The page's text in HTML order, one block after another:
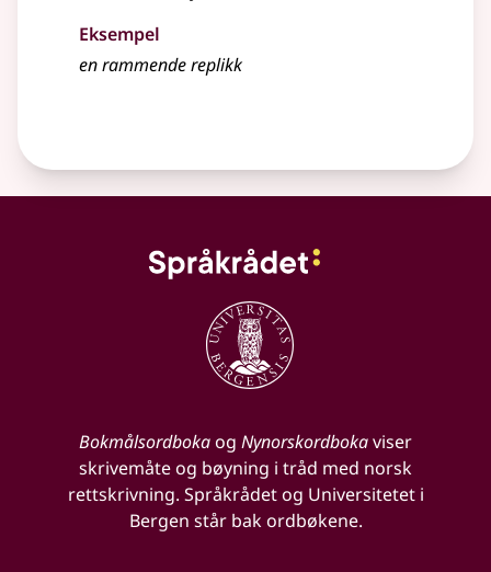
Eksempel
enrammendereplikk
Bokmålsordbokaog Nynorskordbokaviser
skrivemåte og bøyning i tråd med norsk
rettskrivning. Språkrådet og Universitetet i
Bergen står bak ordbøkene.